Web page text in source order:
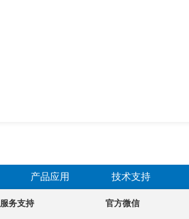
产品应用 技术支持
服务支持 官方微信